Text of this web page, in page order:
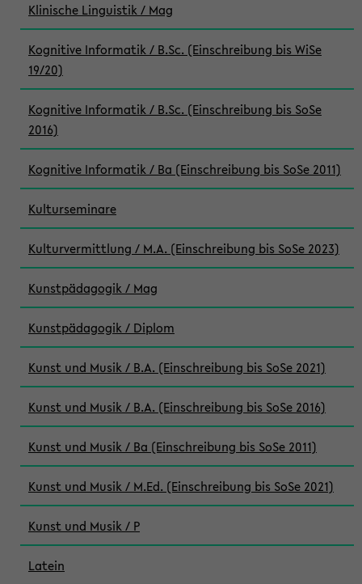
Klinische Linguistik / Mag
Kognitive Informatik / B.Sc. (Einschreibung bis WiSe
19/20)
Kognitive Informatik / B.Sc. (Einschreibung bis SoSe
2016)
Kognitive Informatik / Ba (Einschreibung bis SoSe 2011)
Kulturseminare
Kulturvermittlung / M.A. (Einschreibung bis SoSe 2023)
Kunstpädagogik / Mag
Kunstpädagogik / Diplom
Kunst und Musik / B.A. (Einschreibung bis SoSe 2021)
Kunst und Musik / B.A. (Einschreibung bis SoSe 2016)
Kunst und Musik / Ba (Einschreibung bis SoSe 2011)
Kunst und Musik / M.Ed. (Einschreibung bis SoSe 2021)
Kunst und Musik / P
Latein